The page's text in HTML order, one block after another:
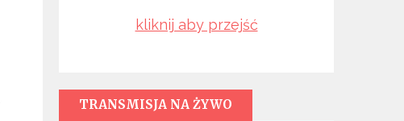
kliknij aby przejść
TRANSMISJA NA ŻYWO